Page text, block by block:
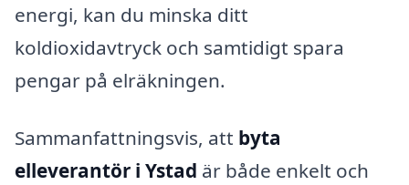
energi, kan du minska ditt
koldioxidavtryck och samtidigt spara
pengar på elräkningen.
Sammanfattningsvis, att byta
elleverantör i Ystad är både enkelt och